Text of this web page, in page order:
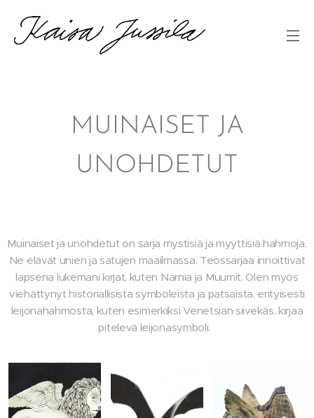
MUINAISET JA
UNOHDETUT
Muinaiset ja unohdetut on sarja mystisiä ja myyttisiä hahmoja.
Ne elävät unien ja satujen maailmassa. Teossarjaa innoittivat
lapsena lukemani kirjat, kuten Narnia ja Muumit. Olen myös
viehättynyt historiallisista symboleista ja patsaista, erityisesti
leijonahahmosta, kuten esimerkiksi Venetsian siivekäs, kirjaa
pitelevä leijonasymboli.